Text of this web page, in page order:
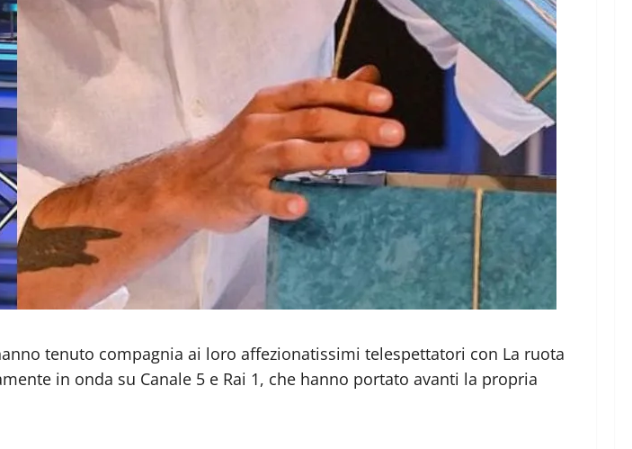
tenuto compagnia ai loro affezionatissimi telespettatori con La ruota
in onda su Canale 5 e Rai 1, che hanno portato avanti la propria